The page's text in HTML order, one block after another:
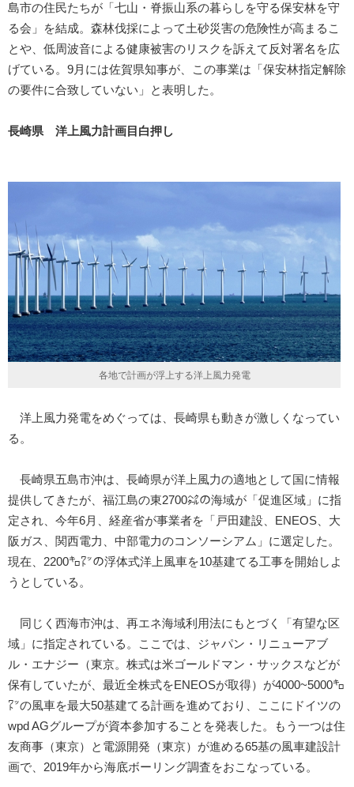
島市の住民たちが「七山・脊振山系の暮らしを守る保安林を守
る会」を結成。森林伐採によって土砂災害の危険性が高まるこ
とや、低周波音による健康被害のリスクを訴えて反対署名を広
げている。9月には佐賀県知事が、この事業は「保安林指定解除
の要件に合致していない」と表明した。
長崎県 洋上風力計画目白押し
各地で計画が浮上する洋上風力発電
洋上風力発電をめぐっては、長崎県も動きが激しくなってい
る。
長崎県五島市沖は、長崎県が洋上風力の適地として国に情報
提供してきたが、福江島の東2700㌶の海域が「促進区域」に指
定され、今年6月、経産省が事業者を「戸田建設、ENEOS、大
阪ガス、関西電力、中部電力のコンソーシアム」に選定した。
現在、2200㌔㍗の浮体式洋上風車を10基建てる工事を開始しよ
うとしている。
同じく西海市沖は、再エネ海域利用法にもとづく「有望な区
域」に指定されている。ここでは、ジャパン・リニューアブ
ル・エナジー（東京。株式は米ゴールドマン・サックスなどが
保有していたが、最近全株式をENEOSが取得）が4000~5000㌔
㍗の風車を最大50基建てる計画を進めており、ここにドイツの
wpd AGグループが資本参加することを発表した。もう一つは住
友商事（東京）と電源開発（東京）が進める65基の風車建設計
画で、2019年から海底ボーリング調査をおこなっている。